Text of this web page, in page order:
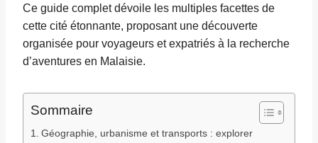
Ce guide complet dévoile les multiples facettes de
cette cité étonnante, proposant une découverte
organisée pour voyageurs et expatriés à la recherche
d’aventures en Malaisie.
Sommaire
Géographie, urbanisme et transports : explorer